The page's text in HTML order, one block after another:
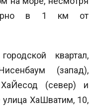
в 1 км от
квартал,
(запад),
(север) и
ХаШватим, 10,